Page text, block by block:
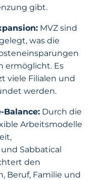
gibt.
MVZ sind
was die
ermöglicht. Es
viele Filialen und
werden.
Balance: Durch die
Arbeitsmodelle
Sabbatical
den
Beruf, Familie und